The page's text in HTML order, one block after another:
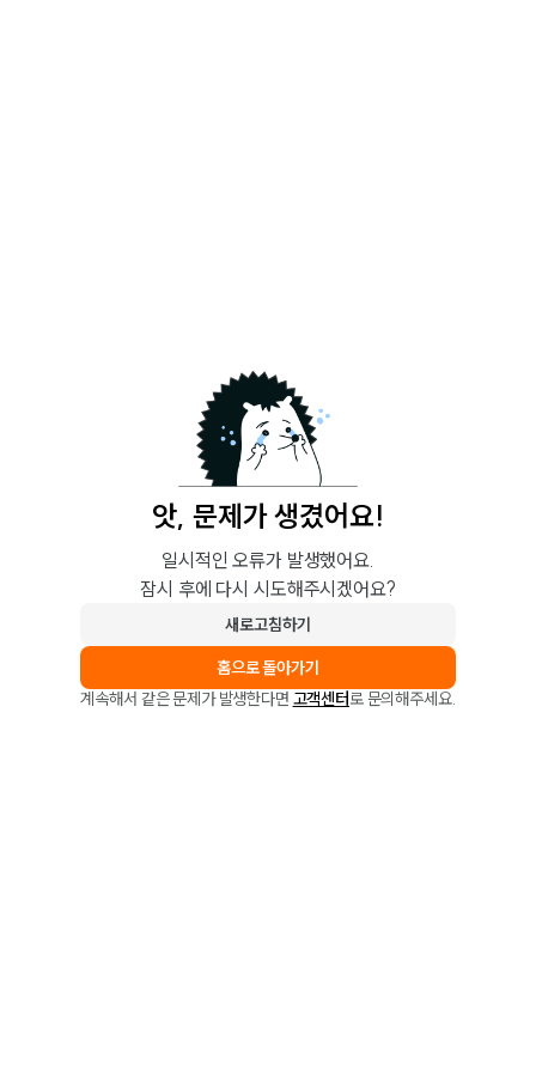
앗, 문제가 생겼어요!
일시적인 오류가 발생했어요.
잠시 후에 다시 시도해주시겠어요?
새로고침하기
홈으로 돌아가기
계속해서 같은 문제가 발생한다면 고객센터로 문의해주세요.